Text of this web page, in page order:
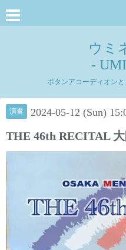
ウミ
-
ボタンアコーディオン
演奏 2024-05-12 (Sun)
THE 46th RECITAL